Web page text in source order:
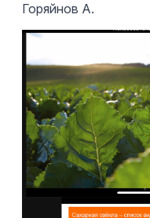
Горяйнов А.